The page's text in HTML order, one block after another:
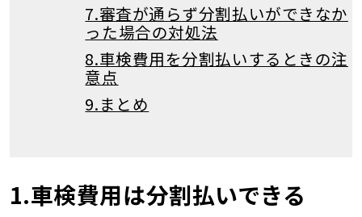
7.審査が通らず分割払いができなか
った場合の対処法
8.車検費用を分割払いするときの注
意点
9.まとめ
1.車検費用は分割払いできる